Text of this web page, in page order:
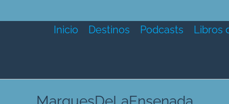
Inicio Destinos Podcasts Libros